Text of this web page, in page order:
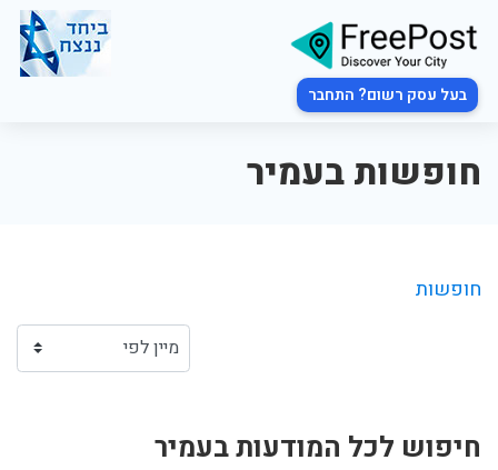
בעל עסק רשום? התחבר
חופשות בעמיר
חופשות
חיפוש לכל המודעות בעמיר